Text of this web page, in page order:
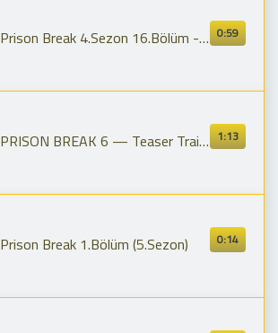
0:59
Prison Break 4.Sezon 16.Bölüm - Ajan Donald Self \" Fahişe\" Sahnesi
1:13
PRISON BREAK 6 — Teaser Trailer (2024) | Wentworth Miller FM Series
0:14
Prison Break 1.Bölüm (5.Sezon)